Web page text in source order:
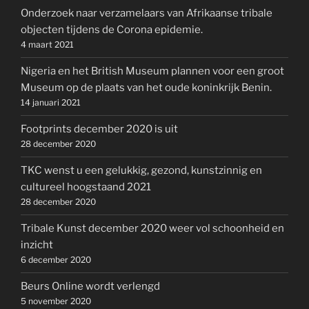
Onderzoek naar verzamelaars van Afrikaanse tribale
objecten tijdens de Corona epidemie.
4 maart 2021
Nigeria en het British Museum plannen voor een groot
Museum op de plaats van het oude koninkrijk Benin.
14 januari 2021
Footprints december 2020 is uit
28 december 2020
TKC wenst u een gelukkig, gezond, kunstzinnig en
cultureel hoogstaand 2021
28 december 2020
Tribale Kunst december 2020 weer vol schoonheid en
inzicht
6 december 2020
Beurs Online wordt verlengd
5 november 2020